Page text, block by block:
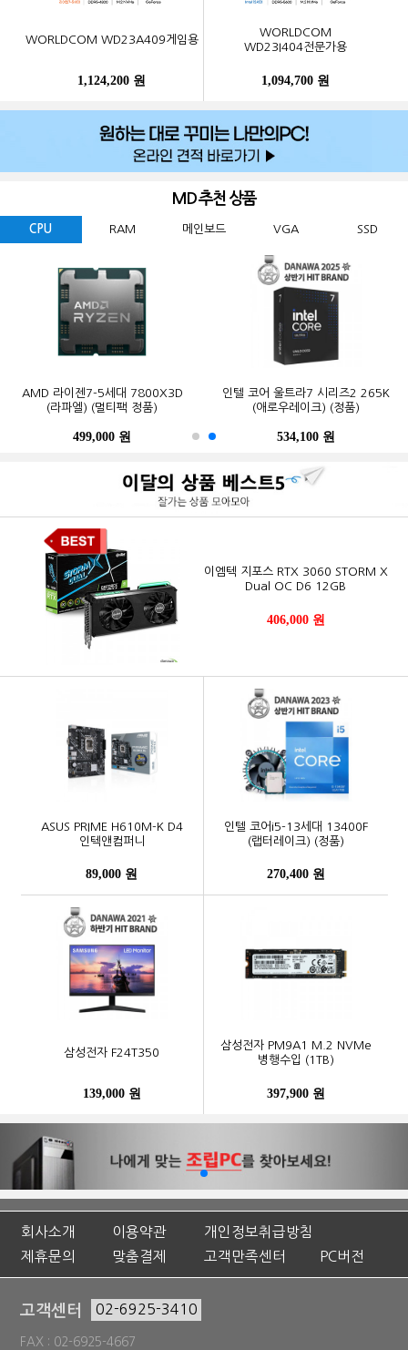
WORLDCOM WD23A409게임용
1,124,200 원
WORLDCOM
WD23I404전문가용
1,094,700 원
MD 추천 상품
CPU RAM 메인보드 VGA SSD
AMD 라이젠7-5세대 7800X3D
(라파엘) (멀티팩 정품)
499,000 원
인텔 코어 울트라7 시리즈2 265K
(애로우레이크) (정품)
534,100 원
ESSENCORE KLEVV DDR5-5600
CL46 파인인포 (16GB)
341,000 원
마이크론 Crucial DDR5-5600 CL46
PRO 대원씨티에스 (16GB)
387,000 원
GIGABYTE B650M K 피씨디렉트
123,000 원
ASUS TUF Gaming B850-PLUS WIFI
STCOM(조립용)
339,000 원
GIGABYTE 지포스 RTX 5060
WINDFORCE MAX OC D7 8GB
피씨디렉트
632,200 원
MSI 지포스 RTX 5070 게이밍 트리오
OC D7 12GB 트라이프로져4
1,299,000 원
Western Digital WD BLACK
SN850X M.2 NVMe (2TB)
550,000 원
삼성전자 990 PRO M.2 NVMe (2TB)
1,027,000 원
이엠텍 지포스 RTX 3060 STORM X
Dual OC D6 12GB
406,000 원
ASUS PRIME H610M-K D4
인텍앤컴퍼니
89,000 원
인텔 코어i5-13세대 13400F
(랩터레이크) (정품)
270,400 원
삼성전자 F24T350
139,000 원
삼성전자 PM9A1 M.2 NVMe
병행수입 (1TB)
397,900 원
회사소개 이용약관
개인정보취급방침
제휴문의
맞춤결제 고객만족센터 PC버전
고객센터 02-6925-3410
FAX : 02-6925-4667